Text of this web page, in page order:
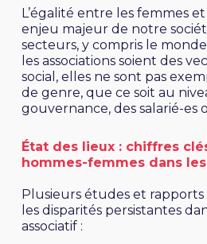
L’égalité entre les femmes
enjeu majeur de notre
secteurs, y compris le
les associations soient des
social, elles ne sont pas
de genre, que ce soit au
gouvernance, des salarié-es
État des lieux : chiffres
hommes-femmes dans
Plusieurs études et
les disparités persistantes
associatif :